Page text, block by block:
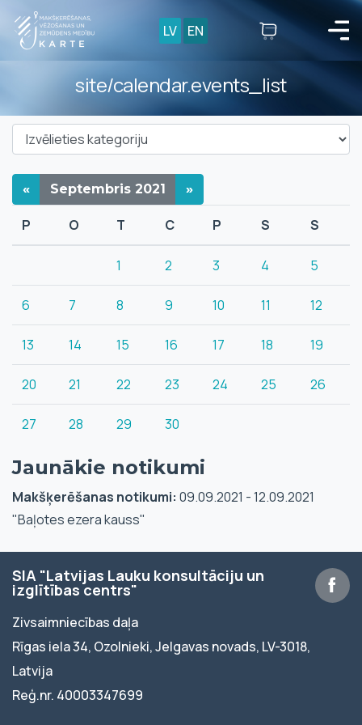
LV EN
site/calendar.events_list
« Septembris 2021 »
P O T C P S S
1 2 3 4 5
6 7 8 9 10 11 12
13 14 15 16 17 18 19
20 21 22 23 24 25 26
27 28 29 30
Jaunākie notikumi
Makšķerēšanas notikumi: 09.09.2021 - 12.09.2021
"Baļotes ezera kauss"
SIA "Latvijas Lauku konsultāciju un
izglītības centrs"
Zivsaimniecības daļa
Rīgas iela 34, Ozolnieki, Jelgavas novads, LV-3018,
Latvija
Reģ.nr. 40003347699